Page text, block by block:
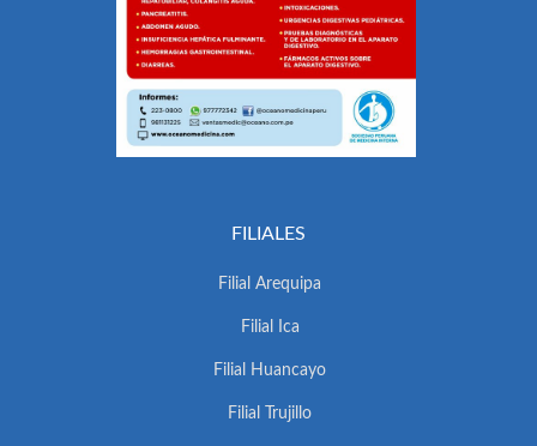
FILIALES
Filial Arequipa
Filial Ica
Filial Huancayo
Filial Trujillo